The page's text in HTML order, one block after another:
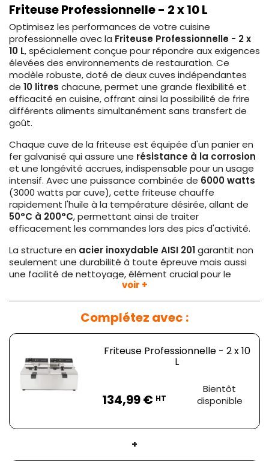
Friteuse Professionnelle - 2 x 10 L
Optimisez les performances de votre cuisine
professionnelle avec la Friteuse Professionnelle - 2 x
10 L, spécialement conçue pour répondre aux exigences
élevées des environnements de restauration. Ce
modèle robuste, doté de deux cuves indépendantes
de 10 litres chacune, permet une grande flexibilité et
efficacité en cuisine, offrant ainsi la possibilité de frire
différents aliments simultanément sans transfert de
goût.
Chaque cuve de la friteuse est équipée d'un panier en
fer galvanisé qui assure une résistance à la corrosion
et une longévité accrues, indispensable pour un usage
intensif. Avec une puissance combinée de 6000 watts
(3000 watts par cuve), cette friteuse chauffe
rapidement l'huile à la température désirée, allant de
50°C à 200°C, permettant ainsi de traiter
efficacement les commandes lors des pics d'activité.
La structure en acier inoxydable AISI 201garantit non
seulement une durabilité à toute épreuve mais aussi
une facilité de nettoyage, élément crucial pour le
maintien des normes d'hygiène. Les réservoirs
amovibles, dotés de poignées, accentuent d'autant
plus cet aspect pratique en simplifiant le processus de
vidange et de nettoyage.
Pour une sécurité optimale, la friteuse est équipée de
pieds en caoutchouc qui assurent unestabilité
parfaitesur toutes les surfaces de travail, en plus d'un
limiteur de température qui prévient tout risque de
surchauffe. De plus, le thermostat réglable avec
minuterie intégrée permet un contrôle précis de la
parfaits.
Friteuse Professionnelle - 2 x 10 L
voir +
Complétez avec :
Friteuse Professionnelle - 2 x 10
L
134,99 € HT
Bientôt
disponible
+